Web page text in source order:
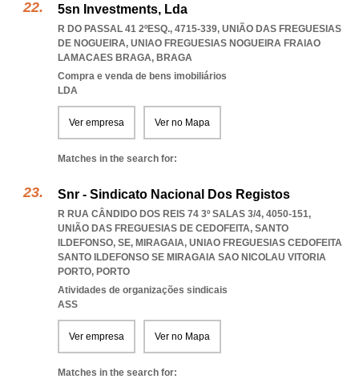
5sn Investments, Lda
R DO PASSAL 41 2ºESQ., 4715-339, UNIÃO DAS FREGUESIAS
DE NOGUEIRA, UNIAO FREGUESIAS NOGUEIRA FRAIAO
LAMACAES BRAGA, BRAGA
Compra e venda de bens imobiliários
LDA
Ver empresa Ver no Mapa
Matches in the search for:
Snr - Sindicato Nacional Dos Registos
R RUA CÂNDIDO DOS REIS 74 3º SALAS 3/4, 4050-151,
UNIÃO DAS FREGUESIAS DE CEDOFEITA, SANTO
ILDEFONSO, SE, MIRAGAIA, UNIAO FREGUESIAS CEDOFEITA
SANTO ILDEFONSO SE MIRAGAIA SAO NICOLAU VITORIA
PORTO, PORTO
Atividades de organizações sindicais
ASS
Ver empresa Ver no Mapa
Matches in the search for: